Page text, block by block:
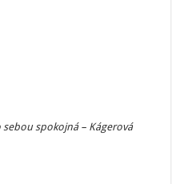
spokojná – Kágerová